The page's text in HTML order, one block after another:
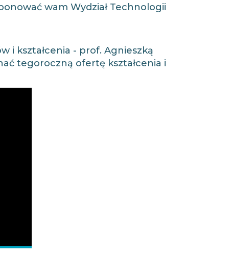
wam Wydział Technologii
i kształcenia - prof. Agnieszką
tegoroczną ofertę kształcenia i